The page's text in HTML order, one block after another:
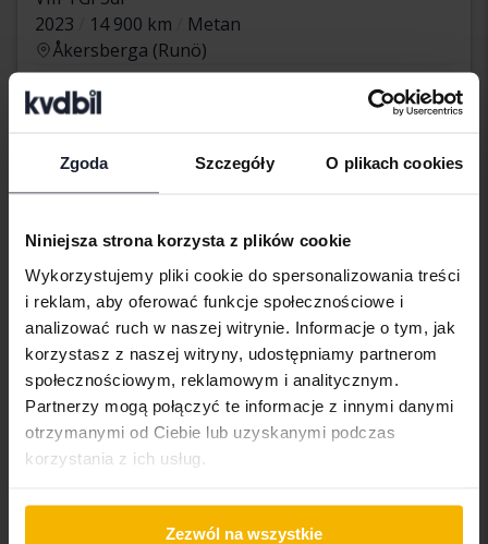
Zgoda Szczegóły O plikach cookies
Niniejsza strona korzysta z plików cookie
Wykorzystujemy pliki cookie do spersonalizowania treści
i reklam, aby oferować funkcje społecznościowe i
analizować ruch w naszej witrynie. Informacje o tym, jak
korzystasz z naszej witryny, udostępniamy partnerom
społecznościowym, reklamowym i analitycznym.
Partnerzy mogą połączyć te informacje z innymi danymi
otrzymanymi od Ciebie lub uzyskanymi podczas
korzystania z ich usług.
Zezwól na wszystkie
2023
14 900 km
Metan
Åkersberga (Runö)
105 000 SEK
Z finansowaniem 895 SEK/miesiąc
poniedziałek 23 Oferty